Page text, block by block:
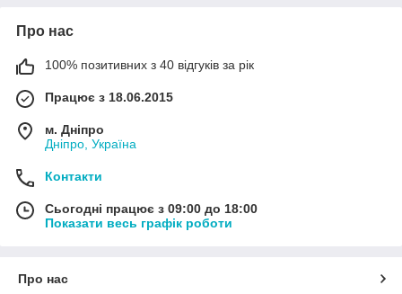
Про нас
100% позитивних з 40 відгуків за рік
Працює з 18.06.2015
м. Дніпро
Дніпро, Україна
Контакти
Сьогодні працює з 09:00 до 18:00
Показати весь графік роботи
Про нас